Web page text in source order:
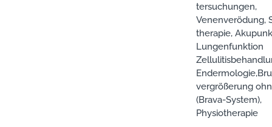
tersuchungen,
Venenverödung,
therapie,
Lungenfunktion
vergrößerung
(Brava-System),
Physiotherapie